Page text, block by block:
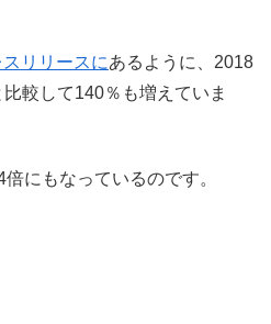
スリリースにあるように、2018
較して140％も増えていま
にもなっているのです。